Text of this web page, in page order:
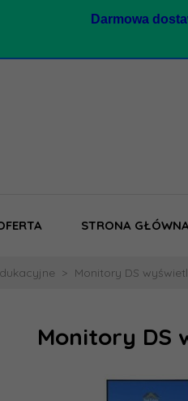
Darmowa
STRONA
Monitory DS
Monitory DS